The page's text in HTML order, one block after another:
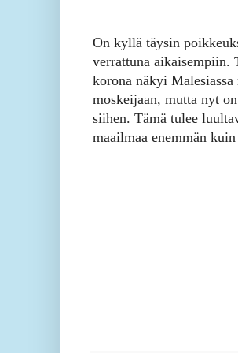
On kyllä täysin
verrattuna aikaisempiin.
korona näkyi
moskeijaan, mutta nyt
siihen. Tämä tulee
maailmaa enemmän